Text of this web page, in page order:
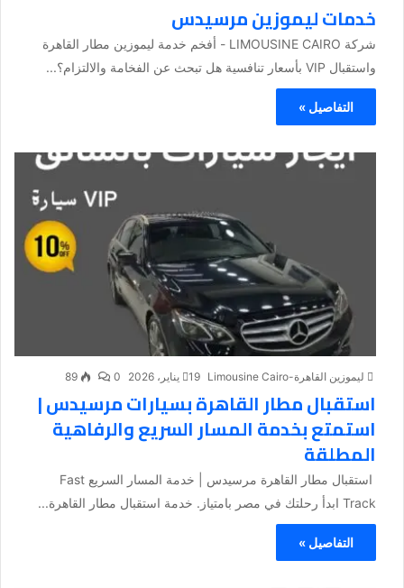
خدمات ليموزين مرسيدس
شركة LIMOUSINE CAIRO - أفخم خدمة ليموزين مطار القاهرة
واستقبال VIP بأسعار تنافسية هل تبحث عن الفخامة والالتزام؟...
التفاصيل »
ليموزين القاهرة-Limousine Cairo 19 يناير، 2026 0
89
استقبال مطار القاهرة بسيارات مرسيدس |
استمتع بخدمة المسار السريع والرفاهية
المطلقة
استقبال مطار القاهرة مرسيدس | خدمة المسار السريع Fast
Track ابدأ رحلتك في مصر بامتياز. خدمة استقبال مطار القاهرة...
التفاصيل »